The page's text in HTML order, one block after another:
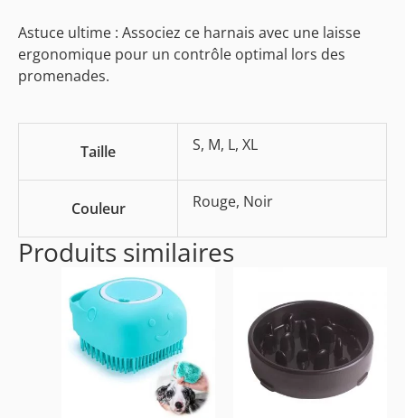
Astuce ultime : Associez ce harnais avec une laisse
ergonomique pour un contrôle optimal lors des
promenades.
Taille S, M, L, XL
Couleur Rouge, Noir
Produits similaires
produit
a
plusieurs
variations.